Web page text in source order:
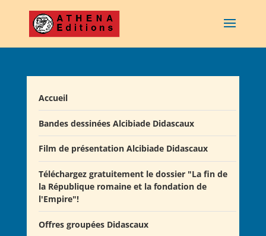
Accueil
Bandes dessinées Alcibiade Didascaux
Film de présentation Alcibiade Didascaux
Téléchargez gratuitement le dossier "La fin de
la République romaine et la fondation de
l'Empire"!
Offres groupées Didascaux